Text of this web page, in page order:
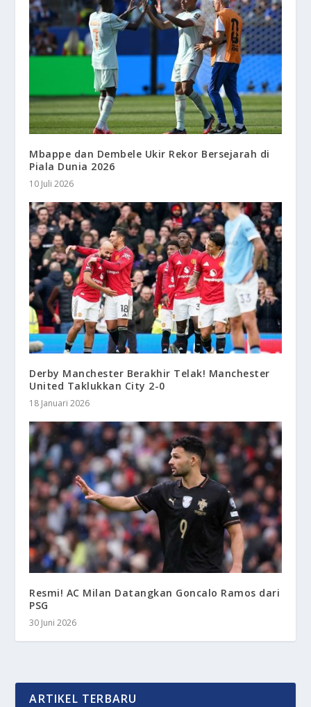
Mbappe dan Dembele Ukir Rekor Bersejarah di
Piala Dunia 2026
10 Juli 2026
Derby Manchester Berakhir Telak! Manchester
United Taklukkan City 2-0
18 Januari 2026
Resmi! AC Milan Datangkan Goncalo Ramos dari
PSG
30 Juni 2026
ARTIKEL TERBARU